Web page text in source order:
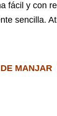
fácil y con
sencilla.